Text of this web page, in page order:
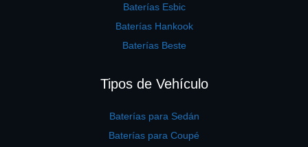
Baterías Esbic
Baterías Hankook
Baterías Beste
Tipos de Vehículo
Baterías para Sedán
Baterías para Coupé